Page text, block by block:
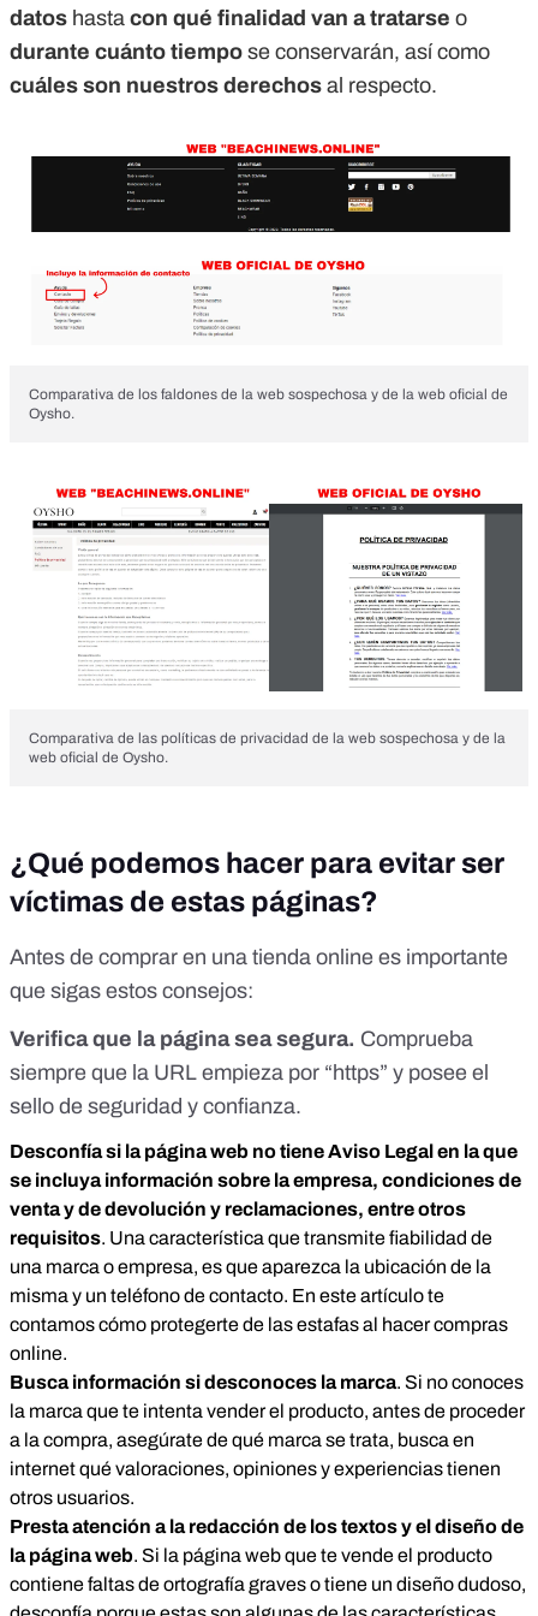
datos hasta con qué finalidad van a tratarse o
durante cuánto tiempo se conservarán, así como
cuáles son nuestros derechos al respecto.
Comparativa de los faldones de la web sospechosa y de la web oficial de
Oysho.
Comparativa de las políticas de privacidad de la web sospechosa y de la
web oficial de Oysho.
¿Qué podemos hacer para evitar ser
víctimas de estas páginas?
Antes de comprar en una tienda online es importante
que sigas estos consejos:
Verifica que la página sea segura. Comprueba
siempre que la URL empieza por “https” y posee el
sello de seguridad y confianza.
Desconfía si la página web no tiene Aviso Legal en la que
se incluya información sobre la empresa, condiciones de
venta y de devolución y reclamaciones, entre otros
requisitos. Una característica que transmite fiabilidad de
una marca o empresa, es que aparezca la ubicación de la
misma y un teléfono de contacto. En este artículote
contamos cómo protegerte de las estafas al hacer compras
online.
Busca información si desconoces la marca. Si no conoces
la marca que te intenta vender el producto, antes de proceder
a la compra, asegúrate de qué marca se trata, busca en
internet qué valoraciones, opiniones y experiencias tienen
otros usuarios.
Presta atención a la redacción de los textos y el diseño de
la página web. Si la página web que te vende el producto
contiene faltas de ortografía graves o tiene un diseño dudoso,